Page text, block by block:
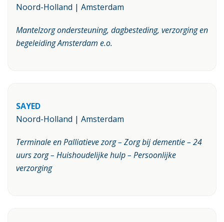
Noord-Holland | Amsterdam
Mantelzorg ondersteuning, dagbesteding, verzorging en
begeleiding Amsterdam e.o.
SAYED
Noord-Holland | Amsterdam
Terminale en Palliatieve zorg – Zorg bij dementie – 24
uurs zorg – Huishoudelijke hulp – Persoonlijke
verzorging